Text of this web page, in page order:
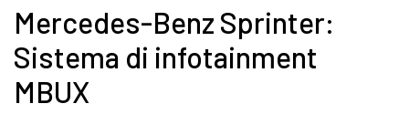
Mercedes-Benz Sprinter:
Sistema di infotainment
MBUX